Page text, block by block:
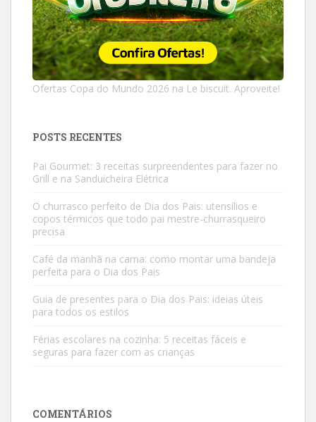
Ofertas Copa do Mundo 2026 na Le biscuit. Aproveite!
POSTS RECENTES
Pai Gourmet: 3 receitas surpreendentes para fazer no
Grill e na Sanduicheira Elétrica
O churrasco perfeito de Dia dos Pais: utensílios e
copos térmicos que todo pai mestre-churrasqueiro
precisa
Café da manhã na cama: como montar uma bandeja
perfeita para o Dia dos Pais
Guia de presentes para o Dia dos Pais: ideias úteis
para todos os estilos
Férias escolares na cozinha: 5 receitas fáceis e
seguras para fazer com as crianças
COMENTÁRIOS